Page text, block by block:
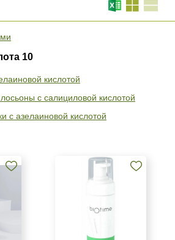
10
кислотой
с салициловой кислотой
с азелаиновой кислотой